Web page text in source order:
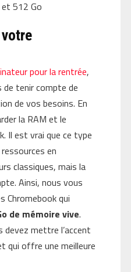
512 Go
pour la rentrée,
de tenir compte de
de vos besoins. En
la RAM et le
Il est vrai que ce type
en
classiques, mais la
Ainsi, nous vous
Chromebook qui
de mémoire vive.
devez mettre l’accent
qui offre une meilleure